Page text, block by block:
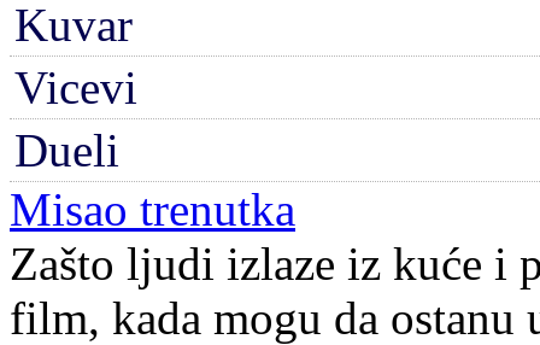
Kuvar
Vicevi
Dueli
Misao trenutka
Zašto ljudi izlaze iz kuće i
film, kada mogu da